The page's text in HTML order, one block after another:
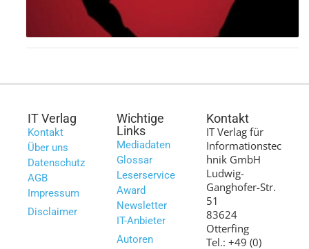
IT Verlag
Kontakt
Über uns
Datenschutz
AGB
Impressum
Disclaimer
Wichtige
Links
Mediadaten
Glossar
Leserservice
Award
Newsletter
IT-Anbieter
Autoren
Kontakt
IT Verlag für
Informationstec
hnik GmbH
Ludwig-
Ganghofer-Str.
51
83624
Otterfing
Tel.: +49 (0)